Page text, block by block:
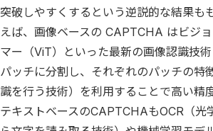
突破しやすくするという逆説的な結果も
えば、画像ベースの CAPTCHA はビジ
マー（ViT）といった最新の画像認識技
パッチに分割し、それぞれのパッチの特
識を行う技術）を利用することで高い精
テキストベースのCAPTCHAもOCR（光